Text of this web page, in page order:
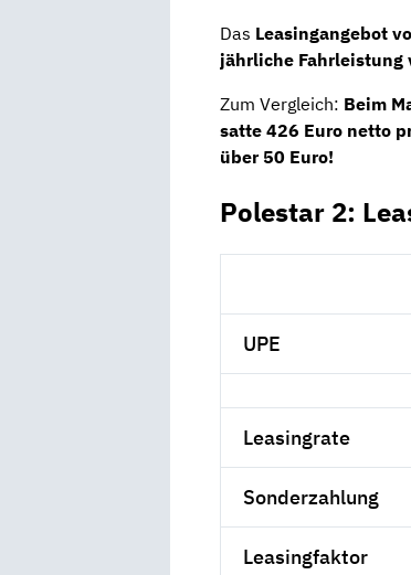
Das Leasingangebot
jährliche Fahrleistung
Zum Vergleich: Beim
satte 426 Euro netto
über 50 Euro!
Polestar 2:
UPE
Leasingrate
Sonderzahlung
Leasingfaktor